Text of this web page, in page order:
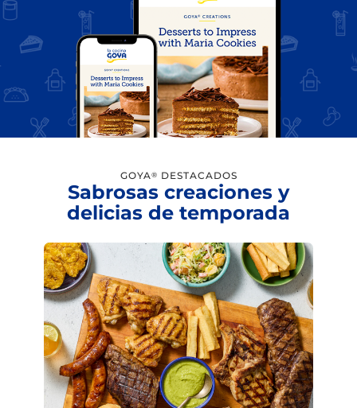
GOYA® DESTACADOS
Sabrosas creaciones y
delicias de temporada